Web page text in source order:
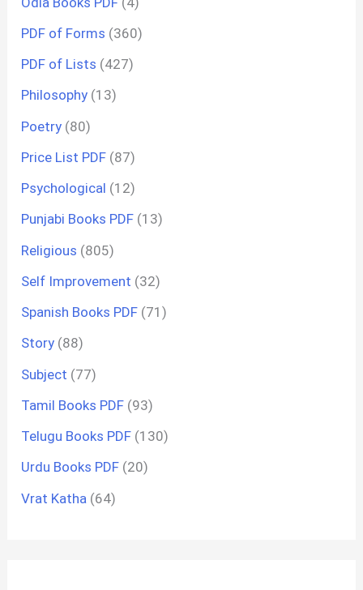
PDF of Forms (360)
PDF of Lists (427)
Philosophy (13)
Poetry (80)
Price List PDF (87)
Psychological (12)
Punjabi Books PDF (13)
Religious (805)
Self Improvement (32)
Spanish Books PDF (71)
Story (88)
Subject (77)
Tamil Books PDF (93)
Telugu Books PDF (130)
Urdu Books PDF (20)
Vrat Katha (64)